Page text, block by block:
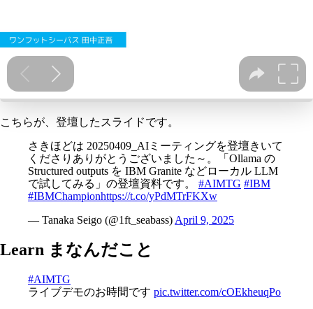
こちらが、登壇したスライドです。
さきほどは 20250409_AIミーティングを登壇きいて
くださりありがとうございました～。「Ollama の
Structured outputs を IBM Granite などローカル LLM
で試してみる」の登壇資料です。 #AIMTG #IBM
#IBMChampionhttps://t.co/yPdMTrFKXw
— Tanaka Seigo (@1ft_seabass) April 9, 2025
Learn まなんだこと
#AIMTG
ライブデモのお時間です pic.twitter.com/cOEkheuqPo